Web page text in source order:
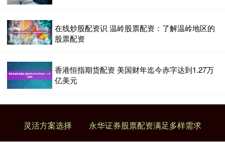
在线炒股配资识 温岭股票配资：了解温岭地区的
股票配资
香港恒指期货配资 美国财年迄今赤字达到1.27万
亿美元
灵活方案选择 永华证券股票配资满足多样需求